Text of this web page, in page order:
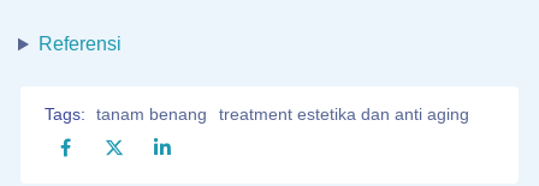
Referensi
Tags: tanam benang treatment estetika dan anti aging